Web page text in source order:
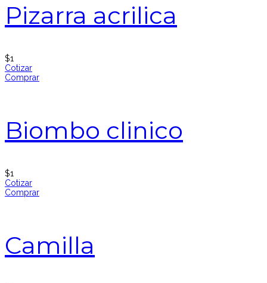
Pizarra acrilica
$1
Cotizar
Comprar
Biombo clinico
$1
Cotizar
Comprar
Camilla